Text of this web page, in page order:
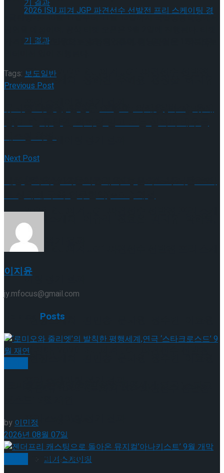
[현장스케치] 장하린-주혜원-황정율-허지유-
고나연, 2026 ISU 피겨 JGP 파견선수 선발전
2026 ISU 피겨 JGP 파견선수 선발전 프리 스케
이팅 경기 결과
[현장스케치] 김민송-문지원-정수빈-이효원-
최진아, 2026 ISU 피겨 JGP 파견선수 선발전
Trending Tags
피겨스케이팅
[현장스케치] 장하린-주혜원-황정율-허지유-
고나연, 2026 ISU 피겨 JGP 파견선수 선발전
프리 스케이팅 경기 결과
2026 ISU 피겨 JGP 파견선수 선발전 프리 스케
이팅 경기 결과
[현장스케치] 김민송-문지원-정수빈-이효원-
프리 스케이팅 경기 결과
Trending Tags
<금란방>은 10월 11일부터 11월 13일까지 국립정동극장에서
가격은 전석 7만원으로 설정되었으며, 러닝타임은 120분으로
Tags: 보도일반
Previous Post
Next Post
세종문화회관-서울시립대학교, 문화도시 서울 스마
트 생태계 구축 업무협약(MOU) 체결
이지윤
jy.mfocus@gmail.com
Posts
by이민정
2026년 08월 07일